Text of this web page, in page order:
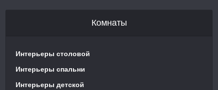
Комнаты
Интерьеры столовой
Интерьеры спальни
Интерьеры детской